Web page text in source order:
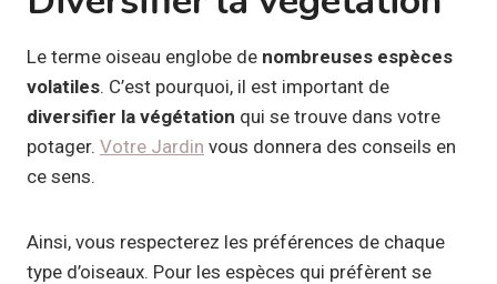
Le terme oiseau englobe de nombreuses espèces
volatiles. C’est pourquoi, il est important de
diversifier la végétation qui se trouve dans votre
potager. Votre Jardin vous donnera des conseils en
ce sens.
Ainsi, vous respecterez les préférences de chaque
type d’oiseaux. Pour les espèces qui préfèrent se